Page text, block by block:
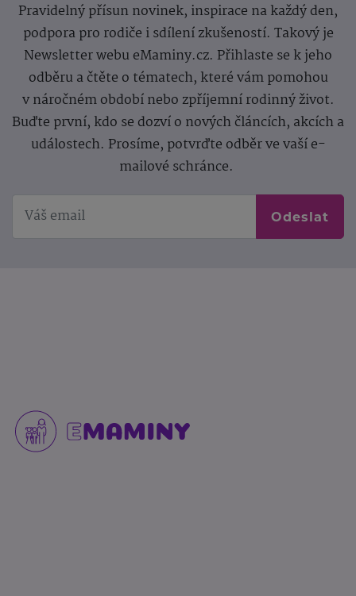
Pravidelný přísun novinek, inspirace na každý den,
podpora pro rodiče i sdílení zkušeností. Takový je
Newsletter webu eMaminy.cz. Přihlaste se k jeho
odběru a čtěte o tématech, které vám pomohou
v náročném období nebo zpříjemní rodinný život.
Buďte první, kdo se dozví o nových článcích, akcích a
událostech. Prosíme, potvrďte odběr ve vaší e-
mailové schránce.
Odeslat